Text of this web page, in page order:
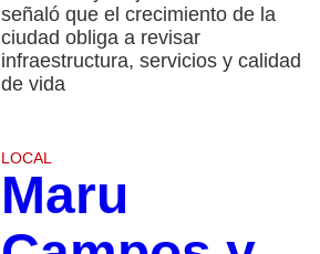
señaló que el crecimiento de la
ciudad obliga a revisar
infraestructura, servicios y calidad
de vida
LOCAL
Maru